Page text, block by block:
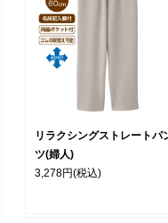
リラクシングストレートパ
ツ(婦人)
3,278円(税込)